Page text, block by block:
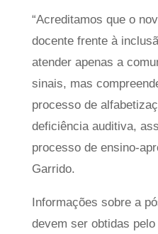
“Acreditamos que o
docente frente à
atender apenas a
sinais, mas
processo de
deficiência auditiva,
processo de ensino-
Garrido.
Informações sobre a
devem ser obtidas